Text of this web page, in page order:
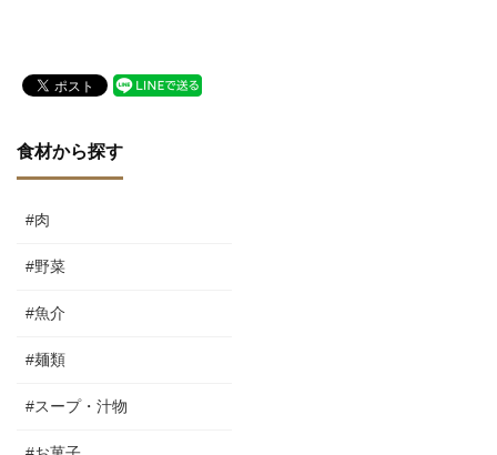
食材から探す
#肉
#野菜
#魚介
#麺類
#スープ・汁物